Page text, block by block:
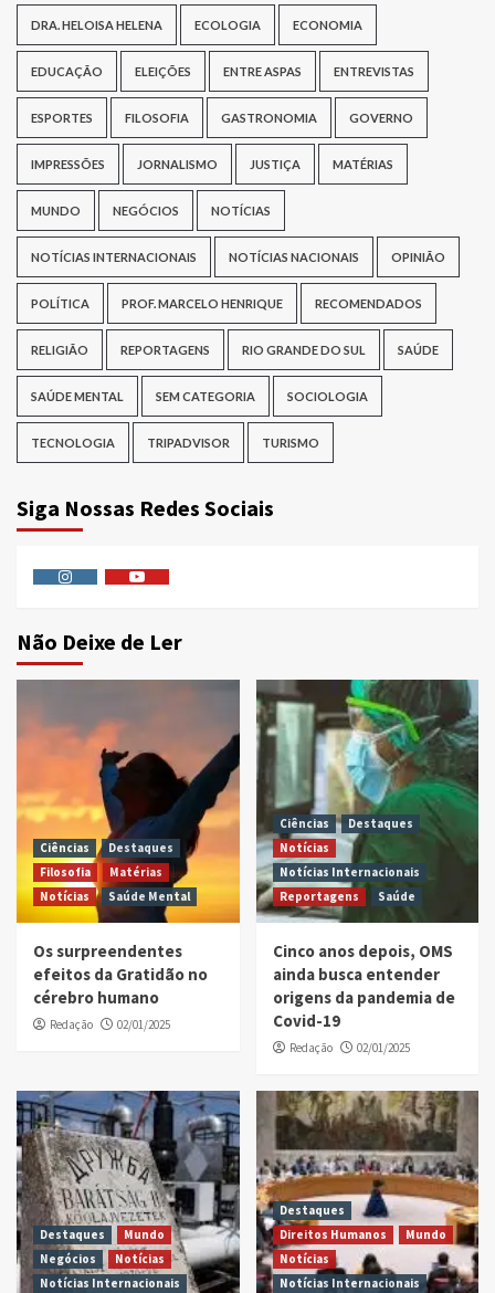
DRA. HELOISA HELENA ECOLOGIA ECONOMIA
EDUCAÇÃO ELEIÇÕES ENTRE ASPAS ENTREVISTAS
ESPORTES FILOSOFIA GASTRONOMIA GOVERNO
IMPRESSÕES JORNALISMO JUSTIÇA MATÉRIAS
MUNDO NEGÓCIOS NOTÍCIAS
NOTÍCIAS INTERNACIONAIS NOTÍCIAS NACIONAIS OPINIÃO
POLÍTICA PROF. MARCELO HENRIQUE RECOMENDADOS
RELIGIÃO REPORTAGENS RIO GRANDE DO SUL SAÚDE
SAÚDE MENTAL SEM CATEGORIA SOCIOLOGIA
TECNOLOGIA TRIPADVISOR TURISMO
Siga Nossas Redes Sociais
Não Deixe de Ler
Ciências
Destaques
Filosofia
Matérias
Notícias
Saúde Mental
Os surpreendentes
efeitos da Gratidão no
cérebro humano
Redação 02/01/2025
Ciências
Destaques
Notícias
Notícias Internacionais
Reportagens
Saúde
Cinco anos depois, OMS
ainda busca entender
origens da pandemia de
Covid-19
Redação 02/01/2025
Destaques
Mundo
Negócios
Notícias
Notícias Internacionais
Destaques
Direitos Humanos
Mundo
Notícias
Notícias Internacionais